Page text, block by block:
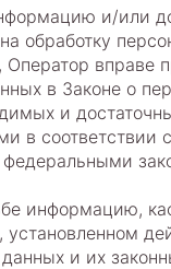
и/или
обработку
вправе
в Законе о
и
в
информацию,
и их